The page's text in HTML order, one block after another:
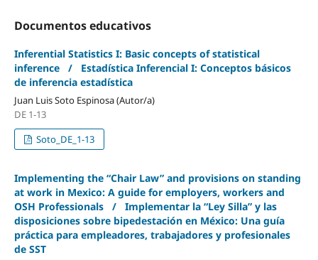
Documentos educativos
Inferential Statistics I: Basic concepts of statistical
inference / Estadística Inferencial I: Conceptos básicos
de inferencia estadística
Juan Luis Soto Espinosa (Autor/a)
DE 1-13
Soto_DE_1-13
Implementing the “Chair Law” and provisions on standing
at work in Mexico: A guide for employers, workers and
OSH Professionals / Implementar la “Ley Silla” y las
disposiciones sobre bipedestación en México: Una guía
práctica para empleadores, trabajadores y profesionales
de SST